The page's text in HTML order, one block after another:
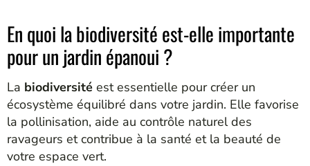
En quoi la biodiversité est-elle importante
pour un jardin épanoui ?
La biodiversité est essentielle pour créer un
écosystème équilibré dans votre jardin. Elle favorise
la pollinisation, aide au contrôle naturel des
ravageurs et contribue à la santé et la beauté de
votre espace vert.